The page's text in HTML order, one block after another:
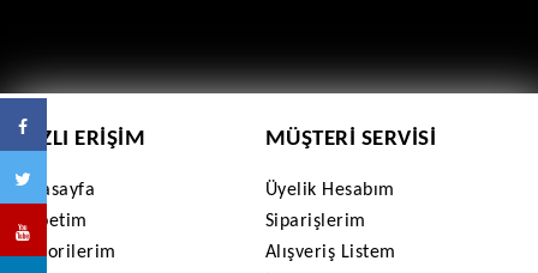
HIZLI ERIŞIM
Anasayfa
Sepetim
Favorilerim
MÜŞTERI SERVISI
Üyelik Hesabım
Siparişlerim
Alışveriş Listem